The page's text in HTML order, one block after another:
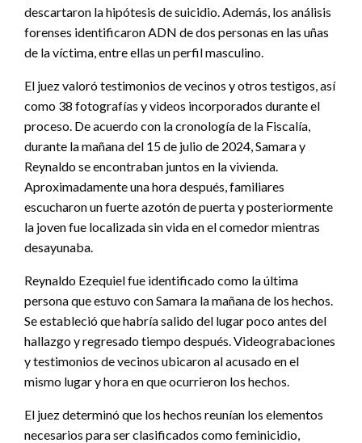
descartaron la hipótesis de suicidio. Además, los análisis
forenses identificaron ADN de dos personas en las uñas
de la víctima, entre ellas un perfil masculino.
El juez valoró testimonios de vecinos y otros testigos, así
como 38 fotografías y videos incorporados durante el
proceso. De acuerdo con la cronología de la Fiscalía,
durante la mañana del 15 de julio de 2024, Samara y
Reynaldo se encontraban juntos en la vivienda.
Aproximadamente una hora después, familiares
escucharon un fuerte azotón de puerta y posteriormente
la joven fue localizada sin vida en el comedor mientras
desayunaba.
Reynaldo Ezequiel fue identificado como la última
persona que estuvo con Samara la mañana de los hechos.
Se estableció que habría salido del lugar poco antes del
hallazgo y regresado tiempo después. Videograbaciones
y testimonios de vecinos ubicaron al acusado en el
mismo lugar y hora en que ocurrieron los hechos.
El juez determinó que los hechos reunían los elementos
necesarios para ser clasificados como feminicidio,